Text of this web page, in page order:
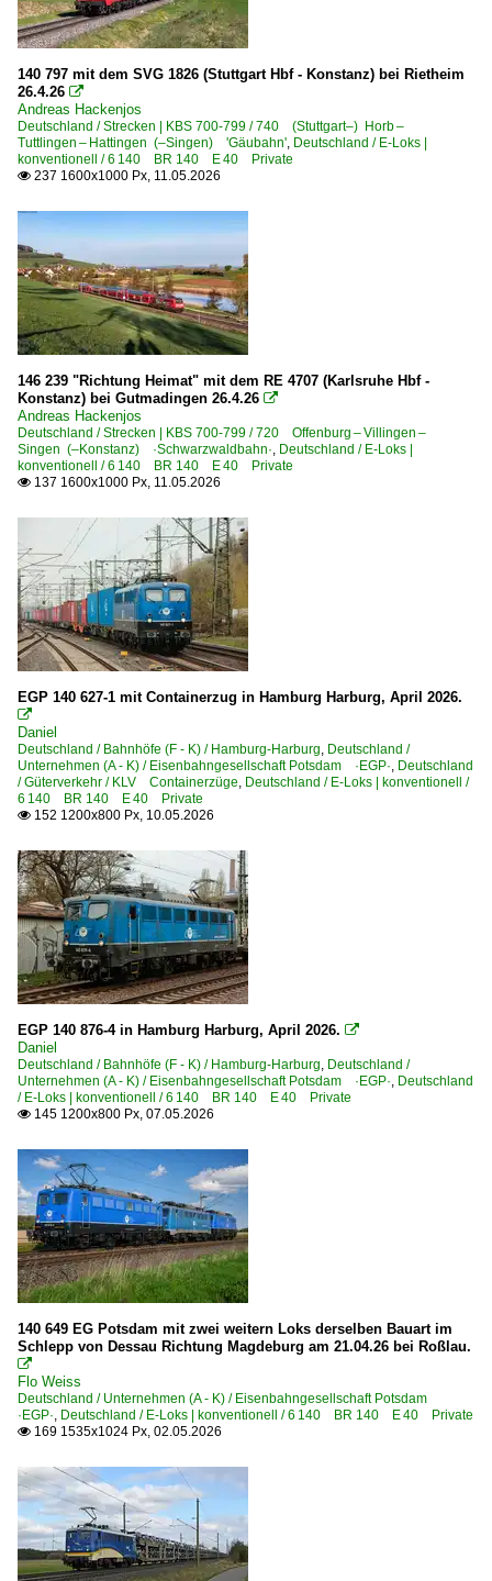
6 182 BR 182 ·ES 64 U2· Private
6 185 BR 185 ·Traxx AC1/2· Private
6 186 BR 186 ·Traxx MS2e·
6 189 BR 189 ·ES 64 F4· Private
E-Loks | konventionell
6 103 BR 103.1
6 110 BR 110.1 E 10 'Kasten'
6 111 BR 111
6 112 BR 112.1 DR 212
6 140 BR 140 E 40
6 140 BR 140 E 40 Lokportraits
6 142 BR 142 DR 242 E 42
6 151 BR 151 Private
6 155 BR 155 DR 250 'Energiecontainer' Private
Elektrotriebzüge | 93 8x | ICE - IC
ICE 3 BR 403 · 5 403
Elektrotriebzüge | 94 80
Galerien
2022 Rieser Dampftage Nördlingen
2024 16. Dresdner Dampfloktreffen
2024 Triberger Bahntage
Momentaufnahmen
Sonderzüge und Sonderfahrten
Güterverkehr
Autotransportzüge
Gemischte Güterzüge
Getreidezüge
Holzhackschnitzel-Züge
Holzzüge
Kessel- und Silozüge
KLV Containerzüge
KLV Sattelauflieger-Züge
Kohle-, Erz- und Kokszüge
Weichen- und Schienentransporte
~ Sonstige
Güterverkehr (Gbf, Rbf, Ubf)
Gbf Lübeck-Dänischburg
Rbf Bremen
Rbf Halle (Saale)
140 797 mit dem SVG 1826 (Stuttgart Hbf - Konstanz) bei Rietheim
26.4.26 
Andreas Hackenjos
Deutschland / Strecken | KBS 700-799 / 740 (Stuttgart–) Horb –
Tuttlingen – Hattingen (–Singen) 'Gäubahn', Deutschland / E-Loks |
konventionell / 6 140 BR 140 E 40 Private
 237 1600x1000 Px, 11.05.2026
146 239 "Richtung Heimat" mit dem RE 4707 (Karlsruhe Hbf -
Konstanz) bei Gutmadingen 26.4.26 
Andreas Hackenjos
Deutschland / Strecken | KBS 700-799 / 720 Offenburg – Villingen –
Singen (–Konstanz) ·Schwarzwaldbahn·, Deutschland / E-Loks |
konventionell / 6 140 BR 140 E 40 Private
 137 1600x1000 Px, 11.05.2026
EGP 140 627-1 mit Containerzug in Hamburg Harburg, April 2026.

Daniel
Deutschland / Bahnhöfe (F - K) / Hamburg-Harburg, Deutschland /
Unternehmen (A - K) / Eisenbahngesellschaft Potsdam ·EGP·, Deutschland
/ Güterverkehr / KLV Containerzüge, Deutschland / E-Loks | konventionell /
6 140 BR 140 E 40 Private
 152 1200x800 Px, 10.05.2026
EGP 140 876-4 in Hamburg Harburg, April 2026. 
Daniel
Deutschland / Bahnhöfe (F - K) / Hamburg-Harburg, Deutschland /
Unternehmen (A - K) / Eisenbahngesellschaft Potsdam ·EGP·, Deutschland
/ E-Loks | konventionell / 6 140 BR 140 E 40 Private
 145 1200x800 Px, 07.05.2026
140 649 EG Potsdam mit zwei weitern Loks derselben Bauart im
Schlepp von Dessau Richtung Magdeburg am 21.04.26 bei Roßlau.

Flo Weiss
Deutschland / Unternehmen (A - K) / Eisenbahngesellschaft Potsdam
·EGP·, Deutschland / E-Loks | konventionell / 6 140 BR 140 E 40 Private
 169 1535x1024 Px, 02.05.2026